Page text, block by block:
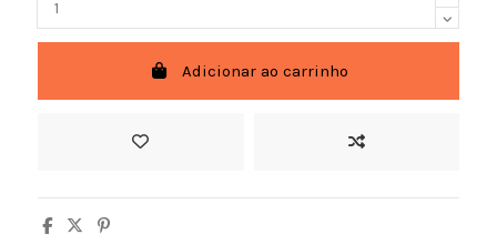
Adicionar ao carrinho